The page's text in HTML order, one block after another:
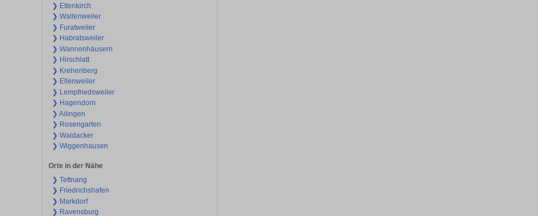
❯ Ettenkirch
❯ Waltenweiler
❯ Furatweiler
❯ Habratsweiler
❯ Wannenhäusern
❯ Hirschlatt
❯ Krehenberg
❯ Ellenweiler
❯ Lempfriedsweiler
❯ Hagendorn
❯ Ailingen
❯ Rosengarten
❯ Waldacker
❯ Wiggenhausen
Orte in der Nähe
❯ Tettnang
❯ Friedrichshafen
❯ Markdorf
❯ Ravensburg